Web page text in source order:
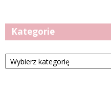
Kategorie
Kategorie